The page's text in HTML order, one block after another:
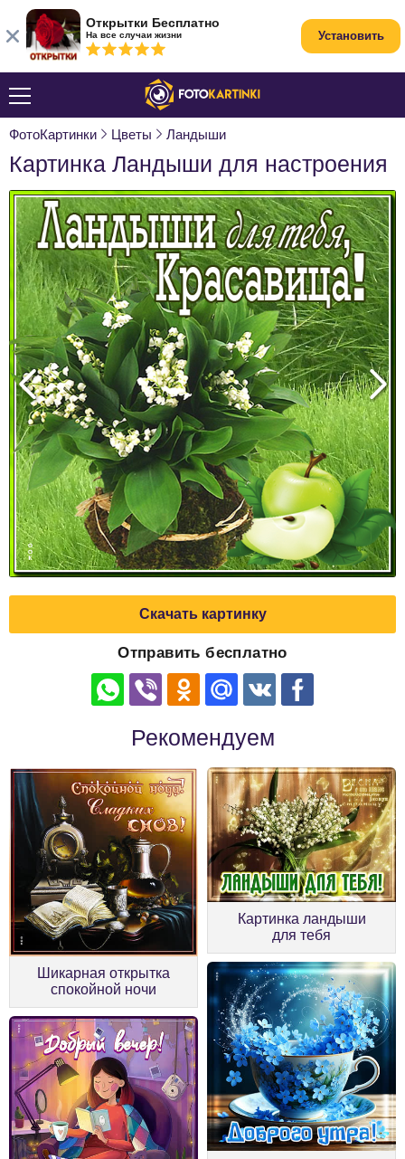
ФотоКартинки Цветы Ландыши
Картинка Ландыши для настроения
Скачать картинку
Отправить бесплатно
Рекомендуем
Шикарная открытка
спокойной ночи
Картинка ландыши
для тебя
Открытки Бесплатно
На все случаи жизни Установить